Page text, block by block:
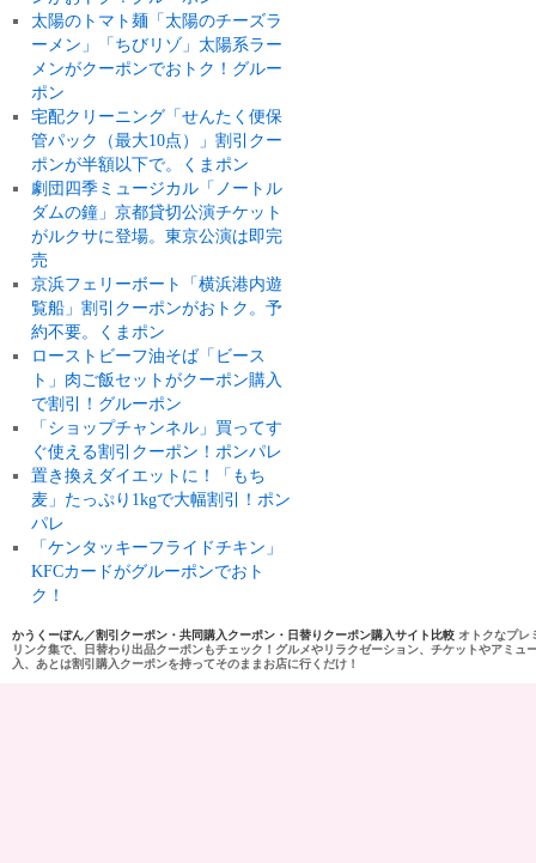
太陽のトマト麺「太陽のチーズラ
ーメン」「ちびリゾ」太陽系ラー
メンがクーポンでおトク！グルー
ポン
宅配クリーニング「せんたく便保
管パック（最大10点）」割引クー
ポンが半額以下で。くまポン
劇団四季ミュージカル「ノートル
ダムの鐘」京都貸切公演チケット
がルクサに登場。東京公演は即完
売
京浜フェリーボート「横浜港内遊
覧船」割引クーポンがおトク。予
約不要。くまポン
ローストビーフ油そば「ビース
ト」肉ご飯セットがクーポン購入
で割引！グルーポン
「ショップチャンネル」買ってす
ぐ使える割引クーポン！ポンパレ
置き換えダイエットに！「もち
麦」たっぷり1kgで大幅割引！ポン
パレ
「ケンタッキーフライドチキン」
KFCカードがグルーポンでおト
ク！
かうくーぽん／割引クーポン・共同購入クーポン・日替りクーポン購入サイト比較 オトクなプレ
リンク集で、日替わり出品クーポンもチェック！グルメやリラクゼーション、チケットやアミ
入、あとは割引購入クーポンを持ってそのままお店に行くだけ！